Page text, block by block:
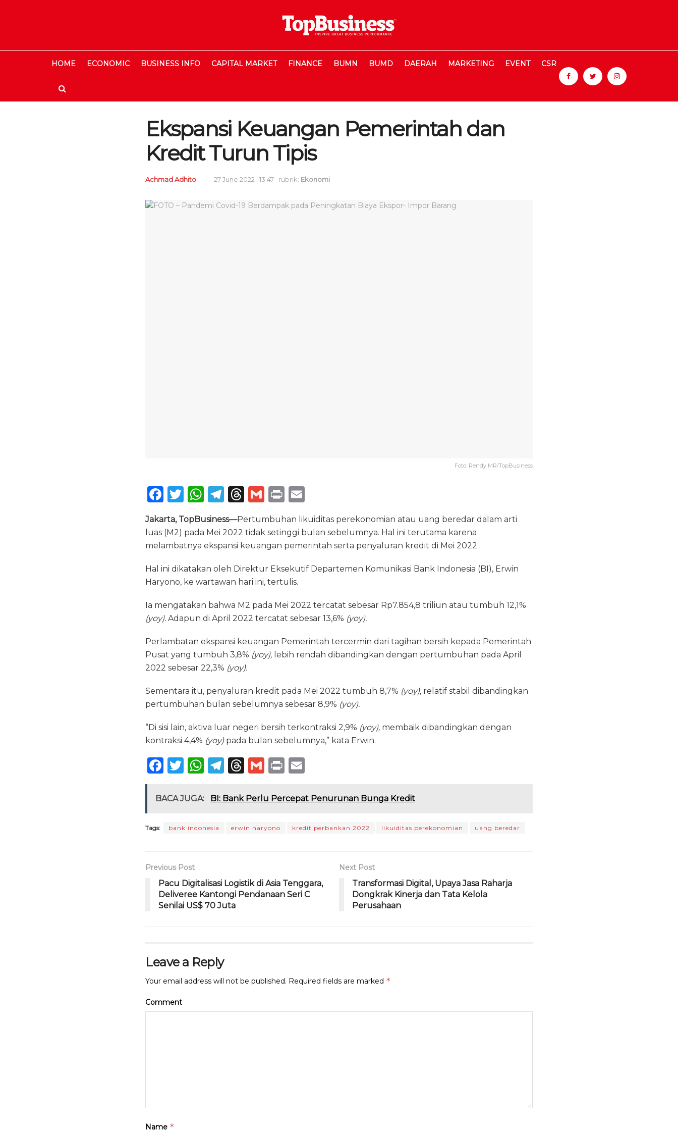
HOME ECONOMIC BUSINESS INFO CAPITAL MARKET FINANCE BUMN BUMD DAERAH MARKETING EVENT CSR
Ekspansi Keuangan Pemerintah dan
Kredit Turun Tipis
Achmad Adhito 27 June 2022 | 13:47 rubrik: Ekonomi
Foto: Rendy MR/TopBusiness
F
c
e
o
o
k
T
it
te
W
h
a
ts
p
p
T
e
g
m
T
re
a
s
G
ai
l
P
n
t
ai
l
Jakarta, TopBusiness—Pertumbuhan likuiditas perekonomian atau uang beredar dalam arti
luas (M2) pada Mei 2022 tidak setinggi bulan sebelumnya. Hal ini terutama karena
melambatnya ekspansi keuangan pemerintah serta penyaluran kredit di Mei 2022 .
Hal ini dikatakan oleh Direktur Eksekutif Departemen Komunikasi Bank Indonesia (BI), Erwin
Haryono, ke wartawan hari ini, tertulis.
Ia mengatakan bahwa M2 pada Mei 2022 tercatat sebesar Rp7.854,8 triliun atau tumbuh 12,1%
(yoy). Adapun di April 2022 tercatat sebesar 13,6% (yoy).
Perlambatan ekspansi keuangan Pemerintah tercermin dari tagihan bersih kepada Pemerintah
Pusat yang tumbuh 3,8% (yoy), lebih rendah dibandingkan dengan pertumbuhan pada April
2022 sebesar 22,3% (yoy).
Sementara itu, penyaluran kredit pada Mei 2022 tumbuh 8,7% (yoy), relatif stabil dibandingkan
pertumbuhan bulan sebelumnya sebesar 8,9% (yoy).
“Di sisi lain, aktiva luar negeri bersih terkontraksi 2,9% (yoy), membaik dibandingkan dengan
kontraksi 4,4% (yoy)pada bulan sebelumnya,” kata Erwin.
F
c
b
o
k
T
it
r
W
a
A
T
e
ra
T
re
d
G
ai
P
n ai
BACA JUGA: BI: Bank Perlu Percepat Penurunan Bunga Kredit
Tags: bank indonesia erwin haryono kredit perbankan 2022 likuiditas perekonomian uang beredar
Previous Post
Pacu Digitalisasi Logistik di Asia Tenggara,
Deliveree Kantongi Pendanaan Seri C
Senilai US$ 70 Juta
Next Post
Transformasi Digital, Upaya Jasa Raharja
Dongkrak Kinerja dan Tata Kelola
Perusahaan
Leave a Reply
Your email address will not be published. Required fields are marked *
Comment
Name *